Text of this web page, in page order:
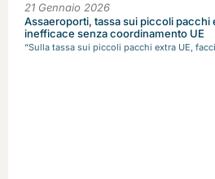
21 Gennaio 2026
Assaeroporti, tassa sui piccoli pacchi
inefficace senza coordinamento UE
“Sulla tassa sui piccoli pacchi extra UE,